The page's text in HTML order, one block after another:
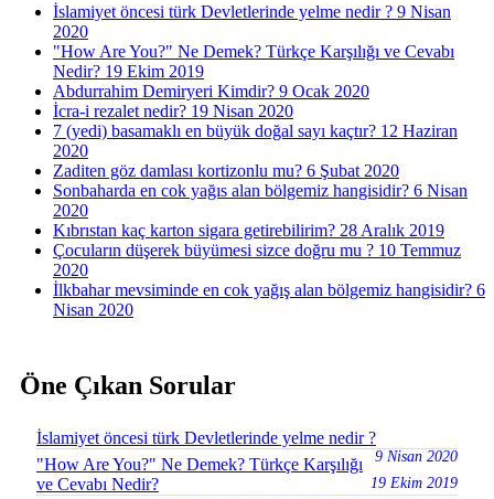
İslamiyet öncesi türk Devletlerinde yelme nedir ? 9 Nisan
2020
"How Are You?" Ne Demek? Türkçe Karşılığı ve Cevabı
Nedir? 19 Ekim 2019
Abdurrahim Demiryeri Kimdir? 9 Ocak 2020
İcra-i rezalet nedir? 19 Nisan 2020
7 (yedi) basamaklı en büyük doğal sayı kaçtır? 12 Haziran
2020
Zaditen göz damlası kortizonlu mu? 6 Şubat 2020
Sonbaharda en cok yağıs alan bölgemiz hangisidir? 6 Nisan
2020
Kıbrıstan kaç karton sigara getirebilirim? 28 Aralık 2019
Çocuların düşerek büyümesi sizce doğru mu ? 10 Temmuz
2020
İlkbahar mevsiminde en cok yağış alan bölgemiz hangisidir? 6
Nisan 2020
Öne Çıkan Sorular
İslamiyet öncesi türk Devletlerinde yelme nedir ?
9 Nisan 2020
"How Are You?" Ne Demek? Türkçe Karşılığı
ve Cevabı Nedir?
19 Ekim 2019